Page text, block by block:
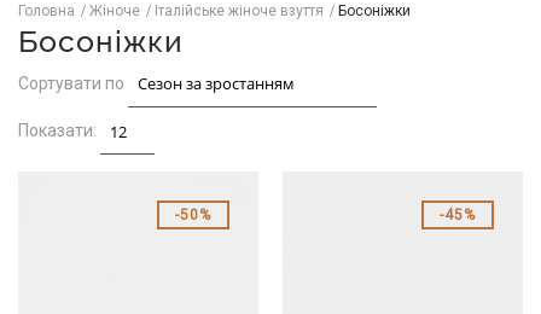
Головна Жіноче Італійське жіноче взуття Босоніжки
Босоніжки
Сортувати по
Показати:
50% 45%